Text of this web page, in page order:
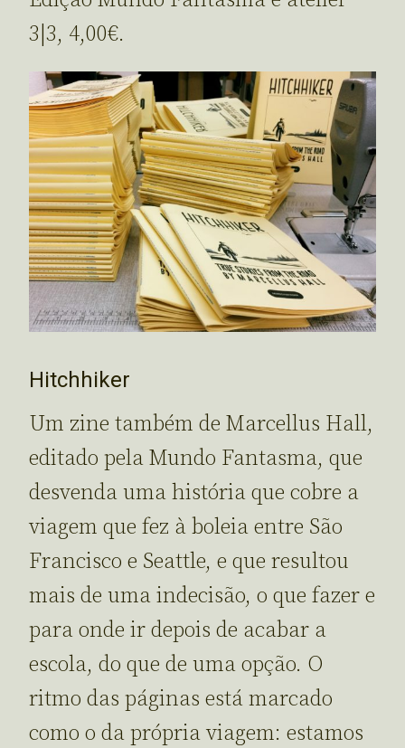
3|3, 4,00€.
Hitchhiker
Um zine também de Marcellus Hall,
editado pela Mundo Fantasma, que
desvenda uma história que cobre a
viagem que fez à boleia entre São
Francisco e Seattle, e que resultou
mais de uma indecisão, o que fazer e
para onde ir depois de acabar a
escola, do que de uma opção. O
ritmo das páginas está marcado
como o da própria viagem: estamos